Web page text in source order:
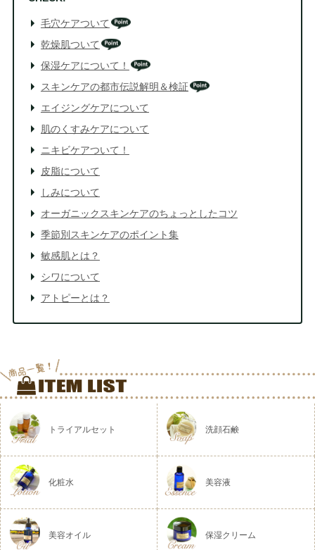
毛穴ケアついて
乾燥肌ついて
保湿ケアについて！
スキンケアの都市伝説解明＆検証
エイジングケアについて
肌のくすみケアについて
ニキビケアついて！
皮脂について
しみについて
オーガニックスキンケアのちょっとしたコツ
季節別スキンケアのポイント集
敏感肌とは？
シワについて
アトピーとは？
トライアルセット 洗顔石鹸
化粧水 美容液
美容オイル 保湿クリーム